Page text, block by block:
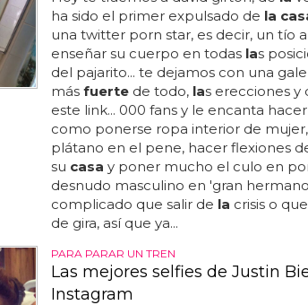
ha sido el primer expulsado de la
una twitter porn star, es decir, un tío
enseñar su cuerpo en todas las
del pajarito... te dejamos con una
más fuertede todo, las erecciones y
este link... 000 fans y le encanta
como ponerse ropa interior de
plátano en el pene, hacer flexiones
su casa y poner mucho el culo en
desnudo masculino en 'gran
complicado que salir de la crisis o
de gira, así que ya...
PARA PARAR UN TREN
Las mejores selfies de Justin
Instagram